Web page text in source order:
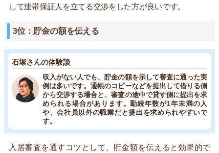
して連帯保証人を立てる交渉をした方が良いです。
3位：貯金の額を伝える
石塚さんの体験談
収入がない人でも、貯金の額を示して審査に通った実
例は多いです。通帳のコピーなどを提出して借りる側
から交渉する場合と、審査の途中で貸す側に提出を求
められる場合があります。勤続年数が1年未満の人
や、会社員以外の職業だと提出を求められやすいで
す。
入居審査を通すコツとして、貯金額を伝えると効果的で